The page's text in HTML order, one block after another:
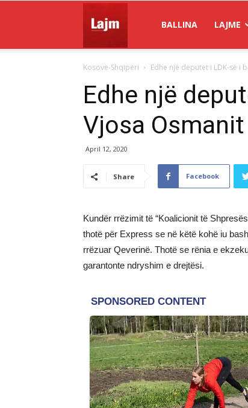
Lajm
BALLINA LAJME
Kosovë-Shqipëri Edhe një deputet i LDK-së i
Edhe një
Vjosa Osmanit
April 12, 2020
Share Facebook
Kundër rrëzimit të “Koalicionit të
thotë për Express se në këtë kohë iu
rrëzuar Qeverinë. Thotë se rënia e
garantonte ndryshim e drejtësi.